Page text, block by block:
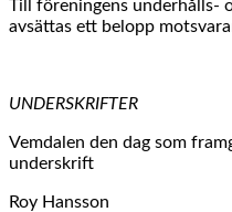
Till föreningens underhålls-
avsättas ett belopp
UNDERSKRIFTER
Vemdalen den dag som
underskrift
Roy